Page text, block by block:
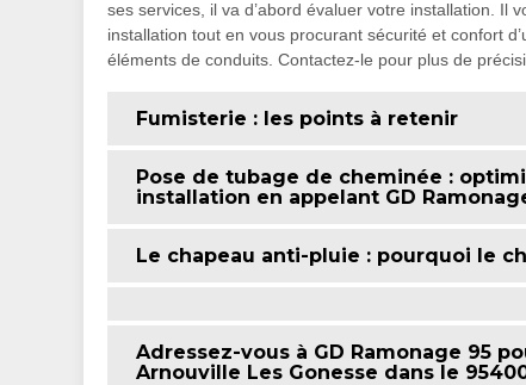
ses services, il va d’abord évaluer votre installation. Il
installation tout en vous procurant sécurité et confort
éléments de conduits. Contactez-le pour plus de
Fumisterie : les points à retenir
Pose de tubage de cheminée :
installation en appelant GD
Le chapeau anti-pluie : pourquoi le
Adressez-vous à GD Ramonage 95
Arnouville Les Gonesse dans le